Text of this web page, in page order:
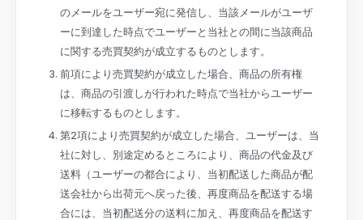
のメールをユーザー宛に発信し、当該メールがユーザ
ーに到達した時点でユーザーと当社との間に当該商品
に関する売買契約が成立するものとします。
前項により売買契約が成立した場合、商品の所有権
は、商品の引渡しが行われた時点で当社からユーザー
に移転するものとします。
第2項により売買契約が成立した場合、ユーザーは、当
社に対し、別途定めるところにより、商品の代金及び
送料（ユーザーの都合により、当初配送した商品が配
送会社から出荷元へ戻った後、再度商品を配送する場
合には、当初配送分の送料に加え、再度商品を配送す